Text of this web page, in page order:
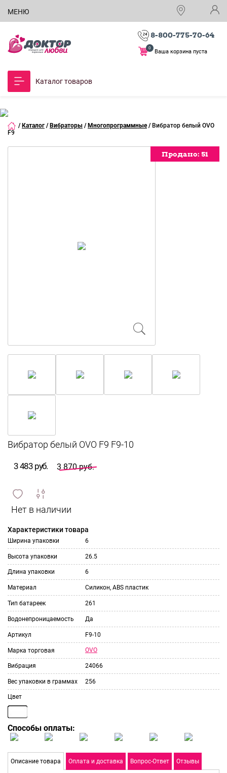
МЕНЮ
8-800-775-70-64
Ваша корзина пуста
0
Каталог товаров
/ Каталог / Вибраторы / Многопрограммные / Вибратор белый OVO
F9
Продано: 51
Продано: 51
Продано: 51
Продано: 51
Продано: 51
3 483 руб. 3 870 руб.
и
сравнить
ИЗБРАННОЕ
Характеристики товара
Ширина упаковки 6
Высота упаковки 26.5
Длина упаковки 6
Материал Силикон, ABS пластик
Тип батареек 261
Водонепроницаемость Да
Артикул F9-10
Марка торговая OVO
Вибрация 24066
Вес упаковки в граммах 256
Цвет
Способы оплаты:
Описание товара Оплата и доставка Вопрос-Ответ Отзывы